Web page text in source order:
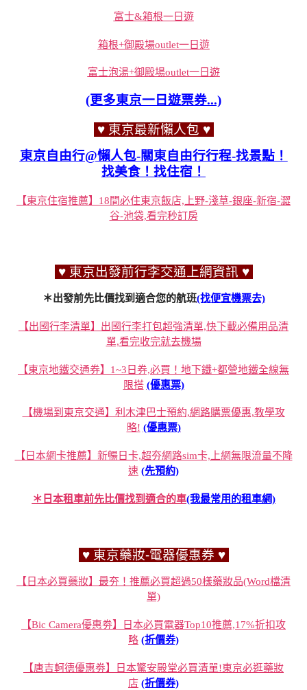
富士&箱根一日遊
箱根+御殿場outlet一日遊
富士泡湯+御殿場outlet一日遊
(更多東京一日遊票券...)
♥ 東京最新懶人包 ♥
東京自由行@懶人包-關東自由行行程-找景點！
找美食！找住宿！
【東京住宿推薦】18間必住東京飯店,上野-淺草-銀座-新宿-澀
谷-池袋,看完秒訂房
♥ 東京出發前行李交通上網資訊 ♥
＊出發前先比價找到適合您的航班(找便宜機票去)
【出國行李清單】出國行李打包超強清單,快下載必備用品清
單,看完收完就去機場
【東京地鐵交通券】1~3日券,必買！地下鐵+都營地鐵全線無
限搭 (優惠票)
【機場到東京交通】利木津巴士預約,網路購票優惠,教學攻
略! (優惠票)
【日本網卡推薦】新暢日卡,超夯網路sim卡,上網無限流量不降
速 (先預約)
＊日本租車前先比價找到適合的車(我最常用的租車網)
♥ 東京藥妝-電器優惠券 ♥
【日本必買藥妝】最夯！推薦必買超過50樣藥妝品(Word檔清
單)
【Bic Camera優惠劵】日本必買電器Top10推薦,17%折扣攻
略 (折價券)
【唐吉軻德優惠劵】日本驚安殿堂必買清單!東京必逛藥妝
店 (折價券)